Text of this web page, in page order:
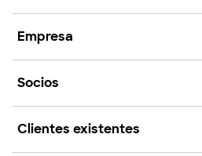
Empresa
Socios
Clientes existentes